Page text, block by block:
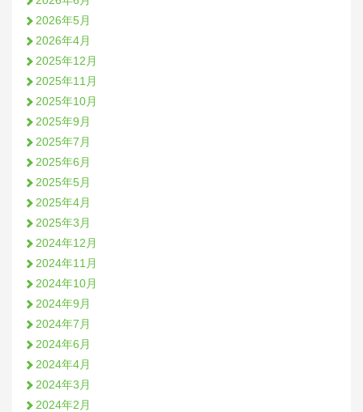
2026年5月
2026年4月
2025年12月
2025年11月
2025年10月
2025年9月
2025年7月
2025年6月
2025年5月
2025年4月
2025年3月
2024年12月
2024年11月
2024年10月
2024年9月
2024年7月
2024年6月
2024年4月
2024年3月
2024年2月